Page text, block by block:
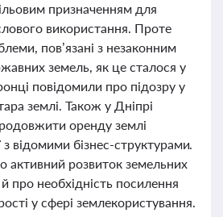
призначенням для
використання. Проте
пов’язані з незаконним
земель, як це сталося у
повідомили про підозру у
землі. Також у Дніпрі
оренду землі
з відомими бізнес-структурами.
активний розвиток земельних
про необхідність посилення
у сфері землекористування.